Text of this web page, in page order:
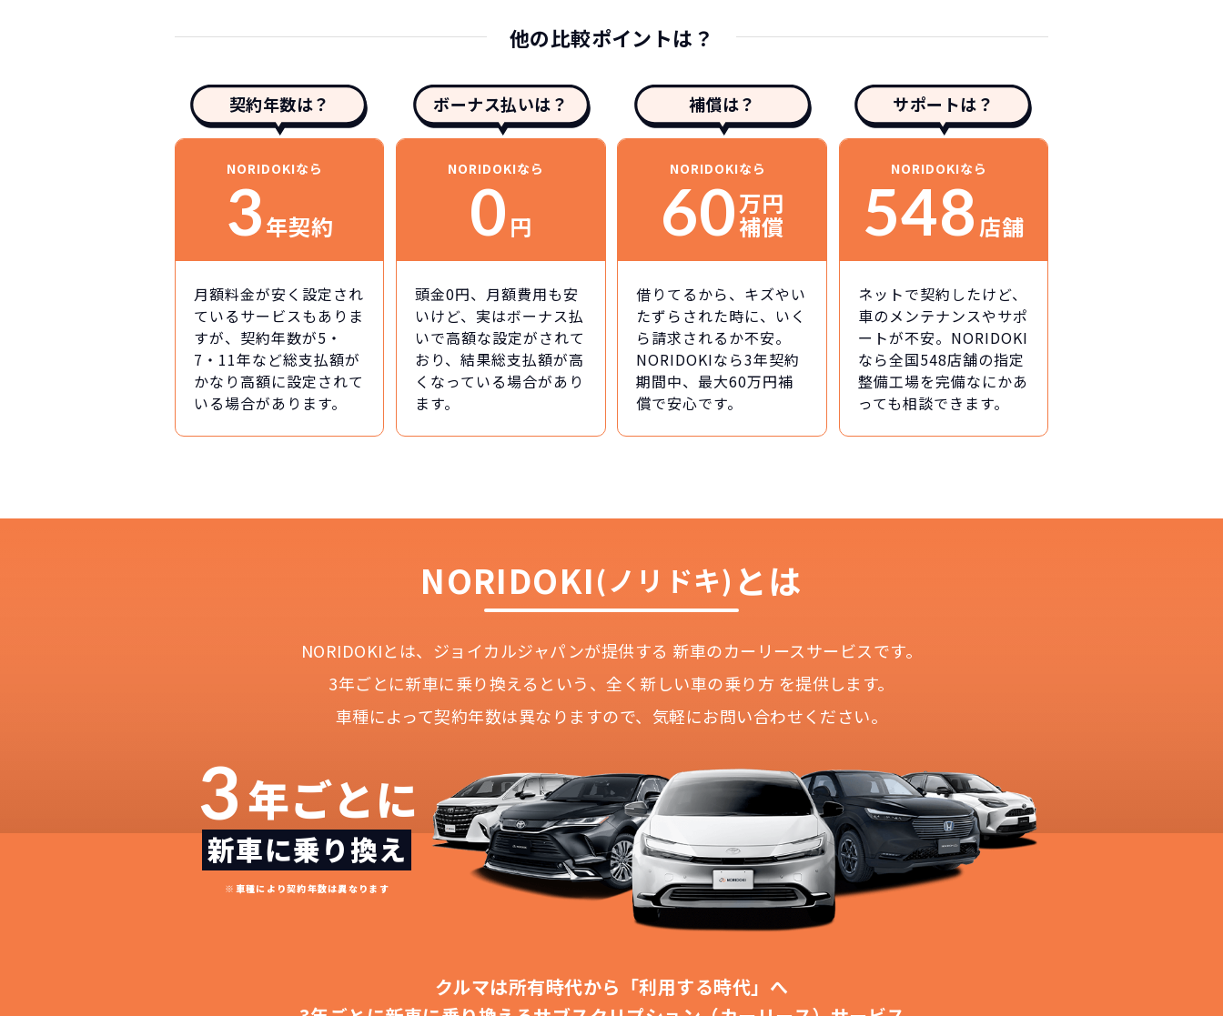
他の比較ポイントは？
契約年数は？
NORIDOKIなら
3年契約
月額料金が安く設定され
ているサービスもありま
すが、契約年数が5・
7・11年など総支払額が
かなり高額に設定されて
いる場合があります。
ボーナス払いは？
NORIDOKIなら
0 円
頭金0円、月額費用も安
いけど、実はボーナス払
いで高額な設定がされて
おり、結果総支払額が高
くなっている場合があり
ます。
補償は？
NORIDOKIなら
60万円
補償
借りてるから、キズやい
たずらされた時に、いく
ら請求されるか不安。
NORIDOKIなら3年契約
期間中、最大60万円補
償で安心です。
サポートは？
NORIDOKIなら
548 店舗
ネットで契約したけど、
車のメンテナンスやサポ
ートが不安。NORIDOKI
なら全国548店舗の指定
整備工場を完備なにかあ
っても相談できます。
NORIDOKI(ノリドキ) とは
NORIDOKIとは、ジョイカルジャパンが提供する 新車のカーリースサービスです。
3年ごとに新車に乗り換えるという、全く新しい車の乗り方 を提供します。
車種によって契約年数は異なりますので、 気軽にお問い合わせください。
3年ごとに
新車に乗り換え
※車種により契約年数は異なります
クルマは所有時代から「利用する時代」へ
どこよりも安くご契約いただけます！
NORIDOKIは高残価設定を実現！
頭金不要で超低価格！ 憧れのクルマが手軽に乗れます！
短期間だから安心！
NORIDOKIなら短期リースでも安いんです！
常に新車なので故障の心配がありませんし、急なライフスタイルの変化にも対応が可能です。
月々定額料金で安心
NORIDOKIなら頭金・ボーナス払い・諸経費・税金など一切不要！
月々「定額料金」をお支払いいただくだけでご利用いただけます。